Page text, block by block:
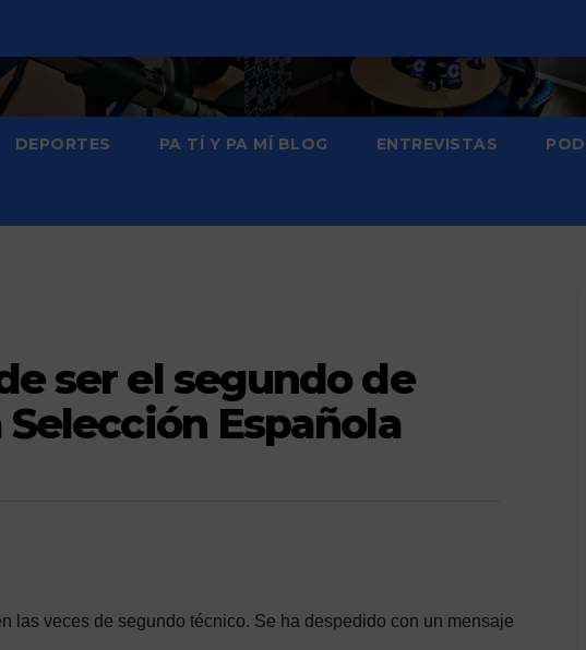
DEPORTES PA TÍ Y PA MÍ BLOG ENTREVISTAS
ser el segundo de
Española
las veces de segundo técnico. Se ha despedido con un mensaje